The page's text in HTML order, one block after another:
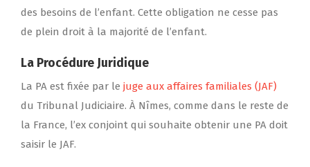
des besoins de l’enfant. Cette obligation ne cesse pas
de plein droit à la majorité de l’enfant.
La Procédure Juridique
La PA est fixée par le juge aux affaires familiales (JAF)
du Tribunal Judiciaire. À Nîmes, comme dans le reste de
la France, l’ex conjoint qui souhaite obtenir une PA doit
saisir le JAF.